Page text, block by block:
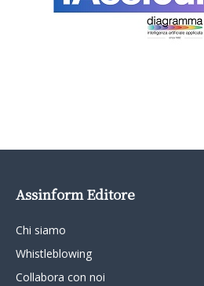
Assinform Editore
Chi siamo
Whistleblowing
Collabora con noi